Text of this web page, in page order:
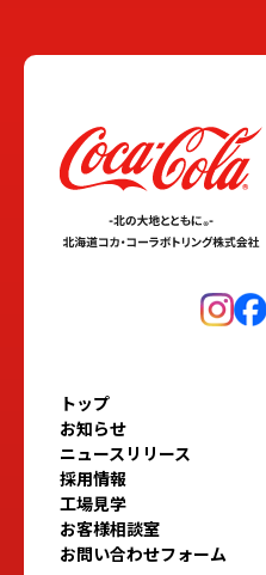
トップ
お知らせ
ニュースリリース
採用情報
工場見学
お客様相談室
お問い合わせフォーム